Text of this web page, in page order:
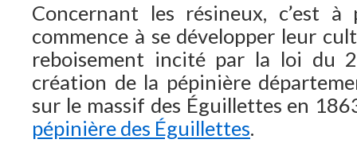
Concernant les résineux, c’est
commence à se développer leur
reboisement incité par la loi du
création de la pépinière
sur le massif des Éguillettes en
pépinière des Éguillettes.